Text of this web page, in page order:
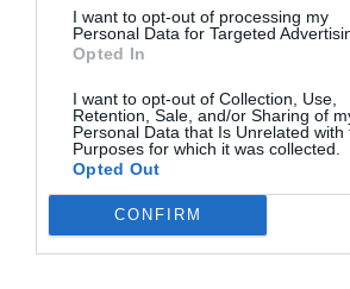
I want to opt-out of processing my
Personal Data for Targeted
Opted In
I want to opt-out of Collection, Use,
Retention, Sale, and/or Sharing of
Personal Data that Is Unrelated with
Purposes for which it was collected.
Opted Out
CONFIRM